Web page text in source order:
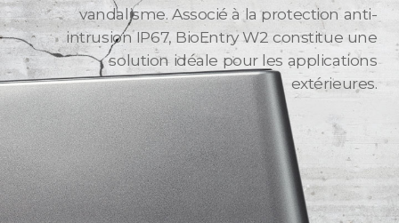
vandalisme. Associé à la protection anti-
intrusion IP67, BioEntry W2 constitue une
solution idéale pour les applications
extérieures.